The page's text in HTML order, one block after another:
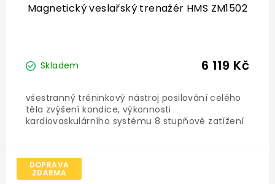
Magnetický veslařský trenažér HMS ZM1502
Skladem 6 119 Kč
všestranný tréninkový nástroj posilování celého
těla zvýšení kondice, výkonnosti
kardiovaskulárního systému 8 stupňové zatížení
DOPRAVA
ZDARMA